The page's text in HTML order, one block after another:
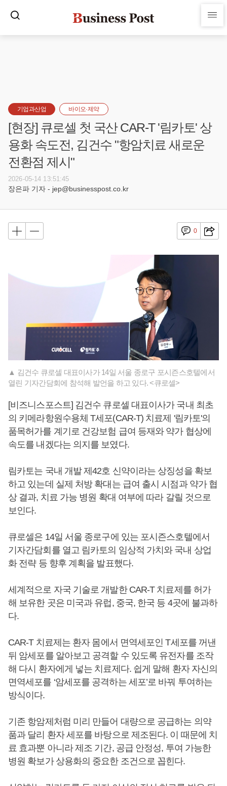
기업과산업 바이오·제약
[현장] 큐로셀 첫 국산 CAR-T '림카토' 상
용화 속도전, 김건수 "항암치료 새로운
전환점 제시"
2026-05-14 13:51:45
장은파 기자 - jep@businesspost.co.kr
0
▲ 김건수 큐로셀 대표이사가 14일 서울 종로구 포시즌스호텔에서
열린 기자간담회에 참석해 발언을 하고 있다. <큐로셀>
[비즈니스포스트] 김건수 큐로셀 대표이사가 국내 최초
의 키메라항원수용체 T세포(CAR-T) 치료제 '림카토'의
품목허가를 계기로 건강보험 급여 등재와 약가 협상에
속도를 내겠다는 의지를 보였다.
림카토는 국내 개발 제42호 신약이라는 상징성을 확보
하고 있는데 실제 처방 확대는 급여 출시 시점과 약가 협
상 결과, 치료 가능 병원 확대 여부에 따라 갈릴 것으로
보인다.
큐로셀은 14일 서울 종로구에 있는 포시즌스호텔에서
기자간담회를 열고 림카토의 임상적 가치와 국내 상업
화 전략 등 향후 계획을 발표했다.
세계적으로 자국 기술로 개발한 CAR-T 치료제를 허가
해 보유한 곳은 미국과 유럽, 중국, 한국 등 4곳에 불과하
다.
CAR-T 치료제는 환자 몸에서 면역세포인 T세포를 꺼낸
뒤 암세포를 알아보고 공격할 수 있도록 유전자를 조작
해 다시 환자에게 넣는 치료제다. 쉽게 말해 환자 자신의
면역세포를 ‘암세포를 공격하는 세포’로 바꿔 투여하는
방식이다.
기존 항암제처럼 미리 만들어 대량으로 공급하는 의약
품과 달리 환자 세포를 바탕으로 제조된다. 이 때문에 치
료 효과뿐 아니라 제조 기간, 공급 안정성, 투여 가능한
병원 확보가 상용화의 중요한 조건으로 꼽힌다.